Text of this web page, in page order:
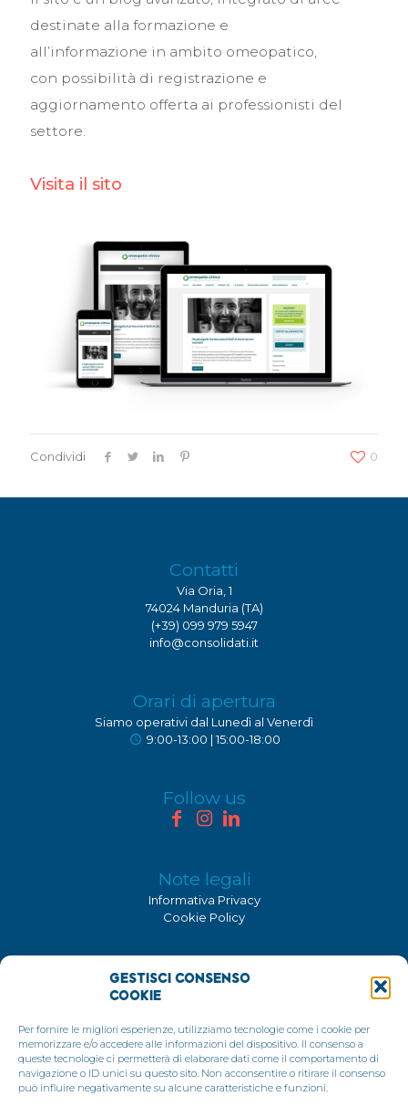
Gestisci Consenso
Cookie
Per fornire le migliori esperienze, utilizziamo tecnologie come i cookie per
memorizzare e/o accedere alle informazioni del dispositivo. Il consenso a
queste tecnologie ci permetterà di elaborare dati come il comportamento di
navigazione o ID unici su questo sito. Non acconsentire o ritirare il consenso
può influire negativamente su alcune caratteristiche e funzioni.
destinate alla formazione e
all’informazione in ambito omeopatico,
con possibilità di registrazione e
aggiornamento offerta ai professionisti del
settore.
Visita il sito
Condividi 0
Contatti
Via Oria, 1
74024 Manduria (TA)
(+39) 099 979 5947
info@consolidati.it
Orari di apertura
Siamo operativi dal Lunedì al Venerdì
9:00-13:00 | 15:00-18:00
Follow us
Note legali
Informativa Privacy
Cookie Policy
Consolidati è un'azienda certificata ISO 9001:2015